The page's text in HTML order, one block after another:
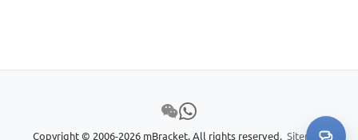
Copyright © 2006-2026 mBracket. All rights reserved. Sitemap